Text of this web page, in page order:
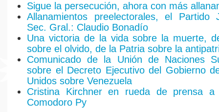
Sigue la persecución, ahora con más
Allanamientos preelectorales, el Partido
Sec. Gral.: Claudio Bonadío
Una victoria de la vida sobre la muerte,
sobre el olvido, de la Patria sobre la
Comunicado de la Unión de Naciones
sobre el Decreto Ejecutivo del Gobierno
Unidos sobre Venezuela
Cristina Kirchner en rueda de prensa
Comodoro Py